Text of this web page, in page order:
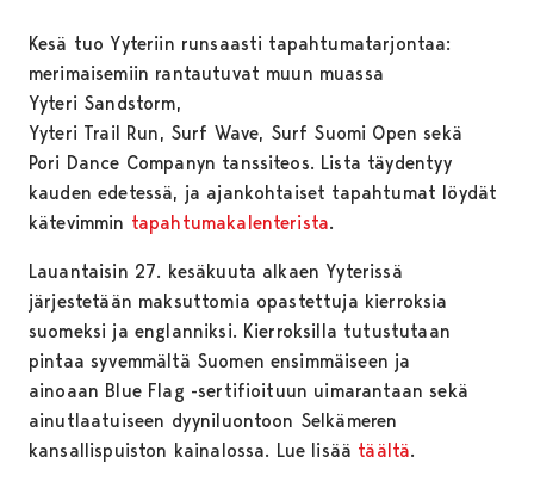
Kesä tuo Yyteriin runsaasti tapahtumatarjontaa:
merimaisemiin rantautuvat muun muassa
Yyteri Sandstorm,
Yyteri Trail Run, Surf Wave, Surf Suomi Open sekä
Pori Dance Companyn tanssiteos. Lista täydentyy
kauden edetessä, ja ajankohtaiset tapahtumat löydät
kätevimmin tapahtumakalenterista.
Lauantaisin 27. kesäkuuta alkaen Yyterissä
järjestetään maksuttomia opastettuja kierroksia
suomeksi ja englanniksi. Kierroksilla tutustutaan
pintaa syvemmältä Suomen ensimmäiseen ja
ainoaan Blue Flag -sertifioituun uimarantaan sekä
ainutlaatuiseen dyyniluontoon Selkämeren
kansallispuiston kainalossa. Lue lisää täältä.